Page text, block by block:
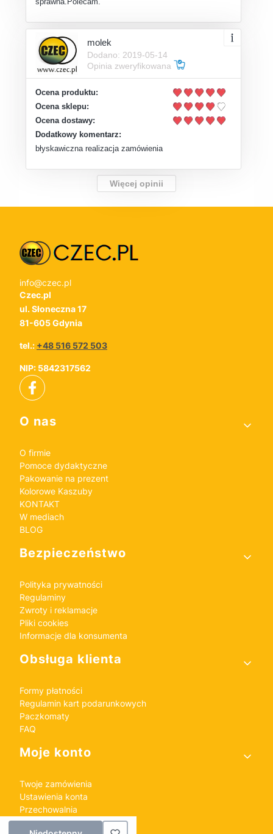
molek
Dodano: 2019-05-14
Opinia zweryfikowana
Ocena produktu:
Ocena sklepu:
Ocena dostawy:
Dodatkowy komentarz:
błyskawiczna realizacja zamówienia
Więcej opinii
info@czec.pl
Czec.pl
ul. Słoneczna 17
81-605 Gdynia
tel.: +48 516 572 503
NIP: 5842317562
Linki w stopce
O nas
O firmie
Pomoce dydaktyczne
Pakowanie na prezent
Kolorowe Kaszuby
KONTAKT
W mediach
BLOG
Bezpieczeństwo
Polityka prywatności
Regulaminy
Zwroty i reklamacje
Pliki cookies
Informacje dla konsumenta
Obsługa klienta
Formy płatności
Regulamin kart podarunkowych
Paczkomaty
FAQ
Moje konto
Twoje zamówienia
Ustawienia konta
Przechowalnia